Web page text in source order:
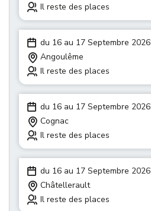
Il reste des places
du 16 au 17 Septembre 2026
Angoulême
Il reste des places
du 16 au 17 Septembre 2026
Cognac
Il reste des places
du 16 au 17 Septembre 2026
Châtellerault
Il reste des places